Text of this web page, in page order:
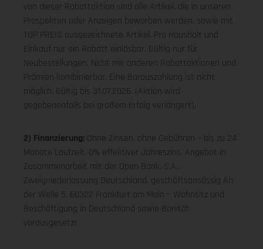
von dieser Rabattaktion sind alle Artikel, die in unseren
Prospekten oder Anzeigen beworben werden, sowie mit
TOP PREIS ausgezeichnete Artikel. Pro Haushalt und
Einkauf nur ein Rabatt einlösbar. Gültig nur für
Neubestellungen. Nicht mit anderen Rabattaktionen und
Prämien kombinierbar. Eine Barauszahlung ist nicht
möglich. Gültig bis 31.07.2026. (Aktion wird
gegebenenfalls bei großem Erfolg verlängert).
2) Finanzierung: Ohne Zinsen, ohne Gebühren – bis zu 24
Monate Laufzeit, 0% effektiver Jahreszins. Angebot in
Zusammenarbeit mit der Open Bank, S.A.,
Zweigniederlassung Deutschland, geschäftsansässig An
der Welle 5, 60322 Frankfurt am Main – Wohnsitz und
Beschäftigung in Deutschland sowie Bonität
vorausgesetzt